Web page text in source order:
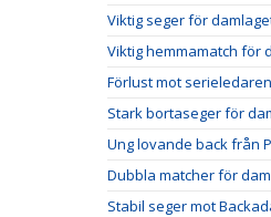
Viktig seger för
Viktig hemmamatch för
Förlust mot
Stark bortaseger för
Ung lovande back från
Dubbla matcher för
Stabil seger mot